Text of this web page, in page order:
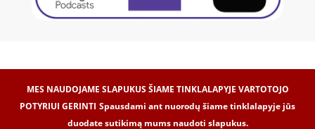
MES NAUDOJAME SLAPUKUS ŠIAME TINKLALAPYJE VARTOTOJO
POTYRIUI GERINTI Spausdami ant nuorodų šiame tinklalapyje jūs
duodate sutikimą mums naudoti slapukus.